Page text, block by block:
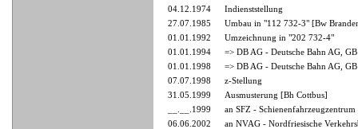
04.12.1974
Indienststellung
27.07.1985
Umbau in "112 732-3" [Bw
01.01.1992
Umzeichnung in "202 732-4"
01.01.1994
=> DB AG - Deutsche Bahn AG,
01.01.1998
=> DB AG - Deutsche Bahn AG,
07.07.1998
z-Stellung
31.05.1999
Ausmusterung [Bh Cottbus]
__.__.1999
an SFZ -
06.06.2002
an NVAG - Nordfriesische